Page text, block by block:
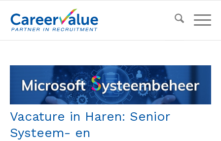
Vacature in Haren: Senior
Systeem- en